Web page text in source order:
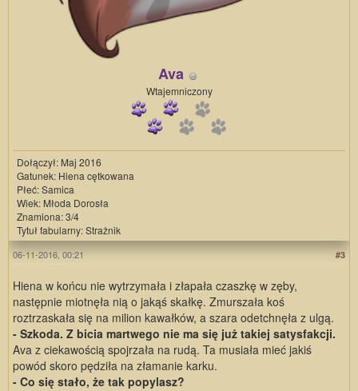
Ava
Wtajemniczony
Dołączył: Maj 2016
Gatunek: Hiena cętkowana
Płeć: Samica
Wiek: Młoda Dorosła
Znamiona: 3/4
Tytuł fabularny: Strażnik
#3
06-11-2016, 00:21
Hiena w końcu nie wytrzymała i złapała czaszkę w zęby,
następnie miotnęła nią o jakąś skałkę. Zmurszała koś
roztrzaskała się na milion kawałków, a szara odetchnęła z ulgą.
- Szkoda. Z bicia martwego nie ma się już takiej satysfakcji.
Ava z ciekawością spojrzała na rudą. Ta musiała mieć jakiś
powód skoro pędziła na złamanie karku.
- Co się stało, że tak popylasz?